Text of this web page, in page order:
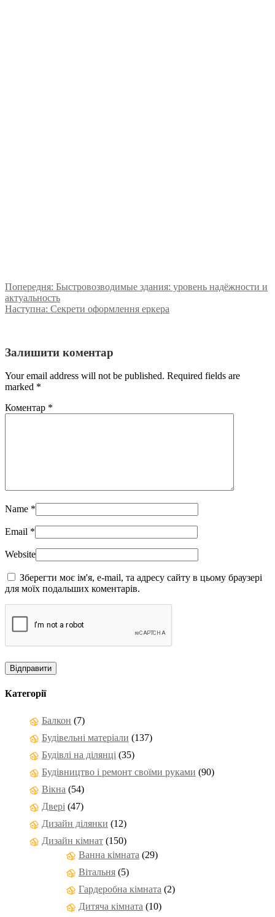
Попередня: Быстровозводимые здания: уровень надёжности и
актуальность
Наступна: Секрети оформлення еркера
Залишити коментар
Your email address will not be published. Required fields are
marked *
Коментар *
Name *
Email *
Website
Зберегти моє ім'я, e-mail, та адресу сайту в цьому браузері
для моїх подальших коментарів.
Категорії
Балкон (7)
Будівельні матеріали (137)
Будівлі на ділянці (35)
Будівництво і ремонт своїми руками (90)
Вікна (54)
Двері (47)
Дизайн ділянки (12)
Дизайн кімнат (150)
Ванна кімната (29)
Вітальня (5)
Гардеробна кімната (2)
Дитяча кімната (10)